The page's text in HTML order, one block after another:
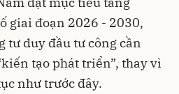
giai đoạn 2026 - 2030,
tư duy đầu tư công cần
tạo phát triển”, thay vì
như trước đây.